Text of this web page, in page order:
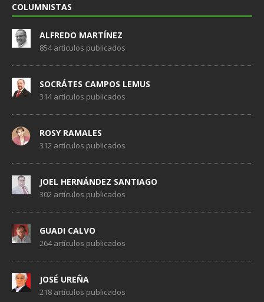
COLUMNISTAS
ALFREDO MARTÍNEZ
854 artículos publicados
SOCRÁTES CAMPOS LEMUS
314 artículos publicados
ROSY RAMALES
312 artículos publicados
JOEL HERNÁNDEZ SANTIAGO
302 artículos publicados
GUADI CALVO
264 artículos publicados
JOSÉ UREÑA
218 artículos publicados